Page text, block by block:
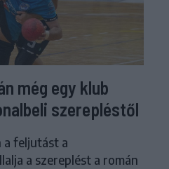
még egy klub
szerepléstől
a feljutást a
a szereplést a román